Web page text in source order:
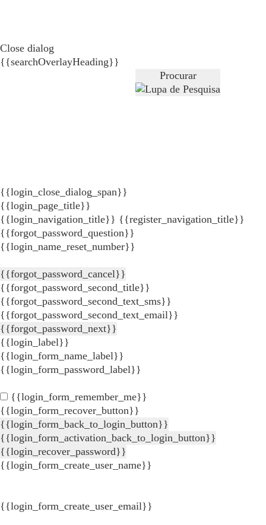
Close dialog
{{searchOverlayHeading}}
Procurar
{{login_close_dialog_span}}
{{login_page_title}}
{{login_navigation_title}} {{register_navigation_title}}
{{forgot_password_question}}
{{login_name_reset_number}}
{{forgot_password_cancel}}
{{forgot_password_second_title}}
{{forgot_password_second_text_sms}}
{{forgot_password_second_text_email}}
{{forgot_password_next}}
{{login_label}}
{{login_form_name_label}}
{{login_form_password_label}}
{{login_form_remember_me}}
{{login_form_recover_button}}
{{login_form_back_to_login_button}}
{{login_form_activation_back_to_login_button}}
{{login_recover_password}}
{{login_form_create_user_name}}
{{login_form_create_user_email}}